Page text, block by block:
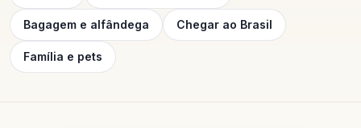
Bagagem e alfândega Chegar ao Brasil
Família e pets